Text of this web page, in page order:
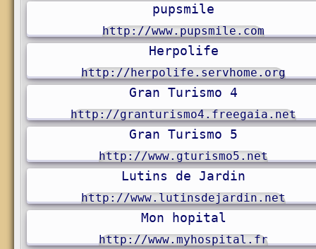
pupsmile
http://www.pupsmile.com
Herpolife
http://herpolife.servhome.org
Gran Turismo 4
http://granturismo4.freegaia.net
Gran Turismo 5
http://www.gturismo5.net
Lutins de Jardin
http://www.lutinsdejardin.net
Mon hopital
http://www.myhospital.fr